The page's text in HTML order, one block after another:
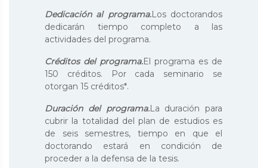
Dedicación al programa.Los doctorandos
dedicarán tiempo completo a las
actividades del programa.
Créditos del programa.El programa es de
150 créditos. Por cada seminario se
otorgan 15 créditos*.
Duración del programa.La duración para
cubrir la totalidad del plan de estudios es
de seis semestres, tiempo en que el
doctorando estará en condición de
proceder a la defensa de la tesis.